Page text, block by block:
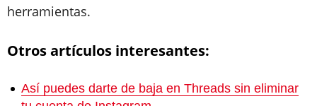
herramientas.
Otros artículos interesantes:
Así puedes darte de baja en Threads sin eliminar